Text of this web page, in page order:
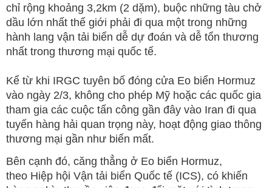
chỉ rộng khoảng 3,2km (2 dặm), buộc những tàu chở
dầu lớn nhất thế giới phải đi qua một trong những
hành lang vận tải biển dễ dự đoán và dễ tổn thương
nhất trong thương mại quốc tế.
Kể từ khi IRGC tuyên bố đóng cửa Eo biển Hormuz
vào ngày 2/3, không cho phép Mỹ hoặc các quốc gia
tham gia các cuộc tấn công gần đây vào Iran đi qua
tuyến hàng hải quan trọng này, hoạt động giao thông
thương mại gần như biến mất.
Bên cạnh đó, căng thẳng ở Eo biển Hormuz,
theo Hiệp hội Vận tải biển Quốc tế (ICS), có khiến